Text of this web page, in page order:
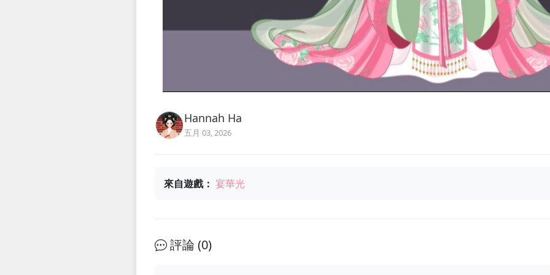
Hannah Ha
五月 03, 2026
來自遊戲： 宴華光
評論 (0)